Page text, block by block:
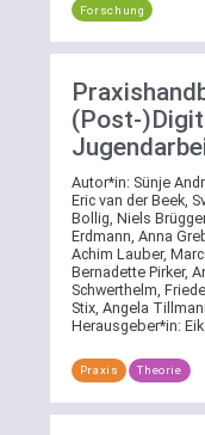
Forschung
(Post-
Autor*in: Sünje
Eric van der Beek,
Bollig, Niels
Erdmann, Anna
Achim Lauber,
Bernadette Pirker,
Schwerthelm,
Stix, Angela
Herausgeber*in:
Praxis Theorie